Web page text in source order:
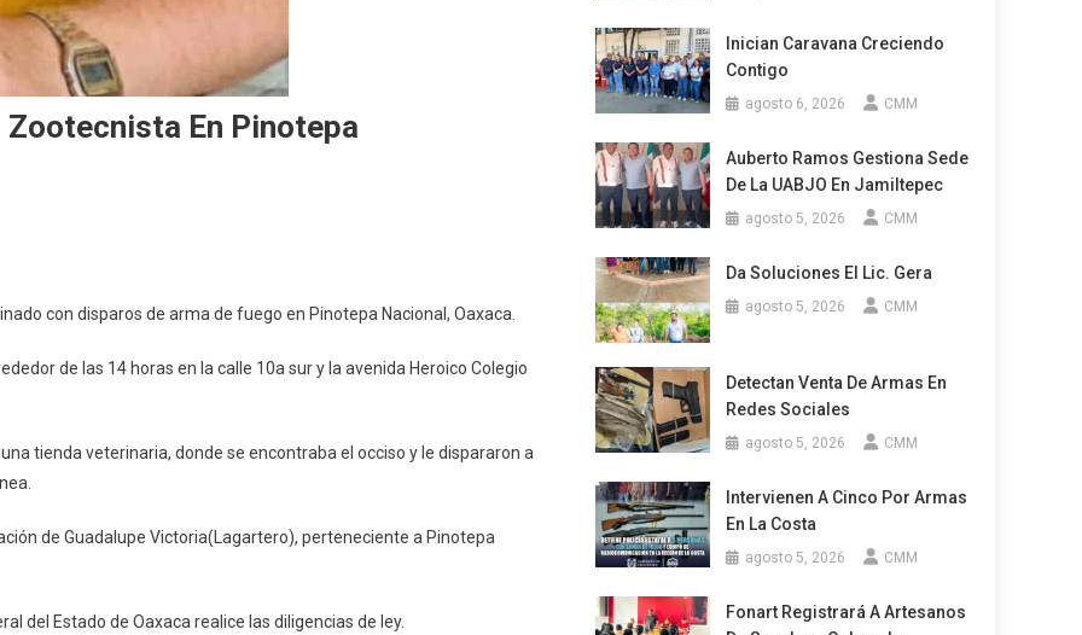
En Pinotepa
con disparos de arma de fuego en Pinotepa Nacional, Oaxaca.
de las 14 horas en la calle 10a sur y la avenida Heroico Colegio
tienda veterinaria, donde se encontraba el occiso y le dispararon a
de Guadalupe Victoria(Lagartero), perteneciente a Pinotepa
del Estado de Oaxaca realice las diligencias de ley.
Inician Caravana Creciendo
Contigo
agosto 6, 2026 CMM
Auberto Ramos Gestiona Sede
De La UABJO En Jamiltepec
agosto 5, 2026 CMM
Da Soluciones El Lic. Gera
agosto 5, 2026 CMM
Detectan Venta De Armas En
Redes Sociales
agosto 5, 2026 CMM
Intervienen A Cinco Por Armas
En La Costa
agosto 5, 2026 CMM
Fonart Registrará A Artesanos